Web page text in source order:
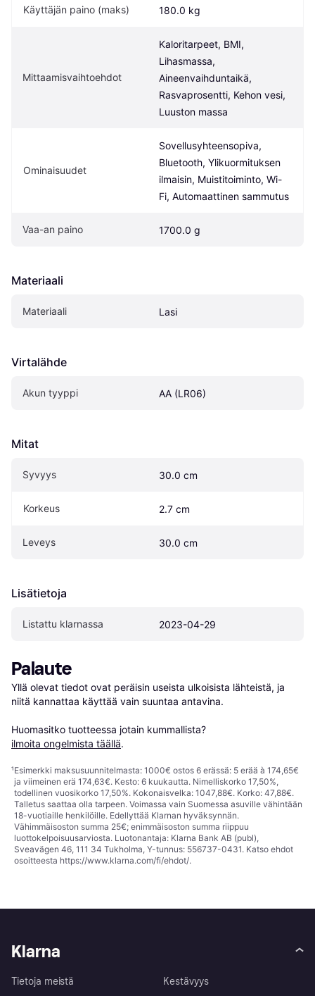
Käyttäjän paino (maks) 180.0 kg
Mittaamisvaihtoehdot
Kaloritarpeet, BMI,
Lihasmassa,
Aineenvaihduntaikä,
Rasvaprosentti, Kehon vesi,
Luuston massa
Ominaisuudet
Sovellusyhteensopiva,
Bluetooth, Ylikuormituksen
ilmaisin, Muistitoiminto, Wi-
Fi, Automaattinen sammutus
Vaa-an paino 1700.0 g
Materiaali
Materiaali Lasi
Virtalähde
Akun tyyppi AA (LR06)
Mitat
Syvyys 30.0 cm
Korkeus 2.7 cm
Leveys 30.0 cm
Lisätietoja
Listattu klarnassa 2023-04-29
Palaute
Yllä olevat tiedot ovat peräisin useista ulkoisista lähteistä, ja
niitä kannattaa käyttää vain suuntaa antavina.
Huomasitko tuotteessa jotain kummallista?
ilmoita ongelmista täällä.
¹Esimerkki maksusuunnitelmasta: 1000€ ostos 6 erässä: 5 erää à 174,65€
ja viimeinen erä 174,63€. Kesto: 6 kuukautta. Nimelliskorko 17,50%,
todellinen vuosikorko 17,50%. Kokonaisvelka: 1047,88€. Korko: 47,88€.
Talletus saattaa olla tarpeen. Voimassa vain Suomessa asuville vähintään
18-vuotiaille henkilöille. Edellyttää Klarnan hyväksynnän.
Vähimmäisoston summa 25€; enimmäisoston summa riippuu
luottokelpoisuusarviosta. Luotonantaja: Klarna Bank AB (publ),
Sveavägen 46, 111 34 Tukholma, Y-tunnus: 556737-0431. Katso ehdot
osoitteesta https://www.klarna.com/fi/ehdot/.
Klarna
Tietoja meistä
Kestävyys